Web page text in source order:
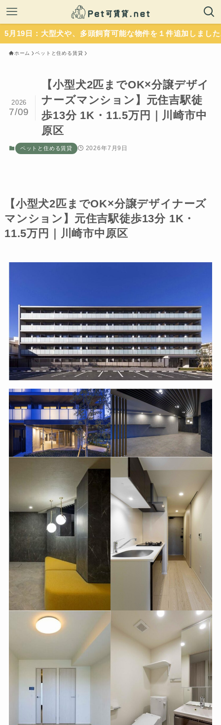
大型犬や、多頭飼育可能な物件を１件追加しました。いず
ホーム ペットと住める賃貸
【小型犬2匹までOK×分譲デザイ
ナーズマンション】元住吉駅徒
歩13分 1K・11.5万円｜川崎市中
原区
2026
7/09
ペットと住める賃貸 2026年7月9日
【小型犬2匹までOK×分譲デザイナーズ
マンション】元住吉駅徒歩13分 1K・
11.5万円｜川崎市中原区